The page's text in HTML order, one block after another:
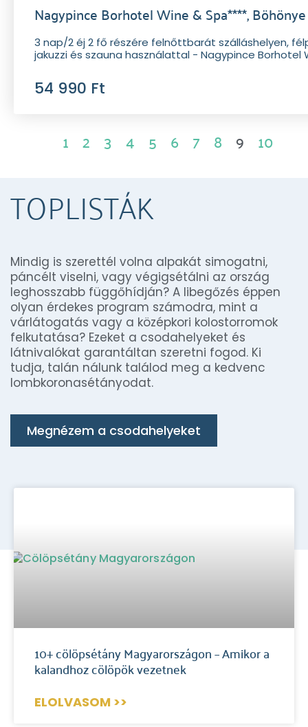
Nagypince Borhotel Wine & Spa****, Böhönye
3 nap/2 éj 2 fő részére felnőttbarát szálláshelyen,
jakuzzi és szauna használattal - Nagypince Borhotel
54 990 Ft
1 2 3 4 5 6 7 8 9 10
TOPLISTÁK
Mindig is szerettél volna alpakát simogatni,
páncélt viselni, vagy végigsétálni az ország
leghosszabb függőhídján? A libegőzés éppen
olyan érdekes program számodra, mint a
várlátogatás vagy a középkori kolostorromok
felkutatása? Ezeket a csodahelyeket és
látnivalókat garantáltan szeretni fogod. Ki
tudja, talán nálunk találod meg a kedvenc
lombkoronasétányodat.
Megnézem a csodahelyeket
10+ cölöpsétány Magyarországon – Amikor a
kalandhoz cölöpök vezetnek
ELOLVASOM >>